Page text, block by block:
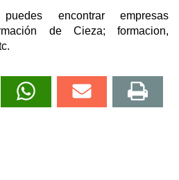
encontrar empresas
de Cieza; formacion,